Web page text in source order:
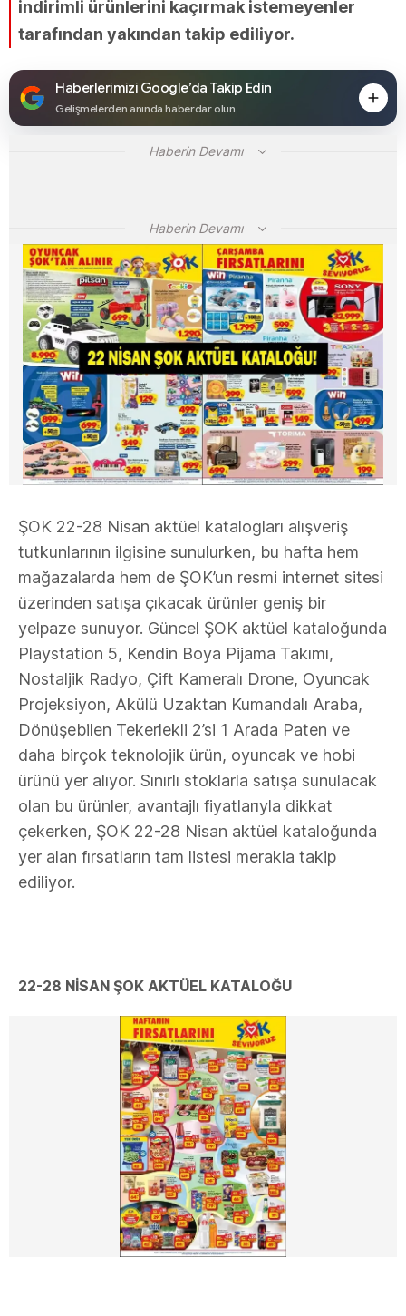
indirimli ürünlerini kaçırmak istemeyenler
tarafından yakından takip ediliyor.
Haberlerimizi Google’da Takip Edin
Gelişmelerden anında haberdar olun.
Haberin Devamı
Haberin Devamı
ŞOK 22-28 Nisan aktüel katalogları alışveriş
tutkunlarının ilgisine sunulurken, bu hafta hem
mağazalarda hem de ŞOK’un resmi internet sitesi
üzerinden satışa çıkacak ürünler geniş bir
yelpaze sunuyor. Güncel ŞOK aktüel kataloğunda
Playstation 5, Kendin Boya Pijama Takımı,
Nostaljik Radyo, Çift Kameralı Drone, Oyuncak
Projeksiyon, Akülü Uzaktan Kumandalı Araba,
Dönüşebilen Tekerlekli 2’si 1 Arada Paten ve
daha birçok teknolojik ürün, oyuncak ve hobi
ürünü yer alıyor. Sınırlı stoklarla satışa sunulacak
olan bu ürünler, avantajlı fiyatlarıyla dikkat
çekerken, ŞOK 22-28 Nisan aktüel kataloğunda
yer alan fırsatların tam listesi merakla takip
ediliyor.
22-28 NİSAN ŞOK AKTÜEL KATALOĞU